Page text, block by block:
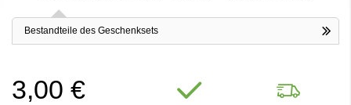
Bildergalerie
springenBestandteile des Geschenksets
3,00 €